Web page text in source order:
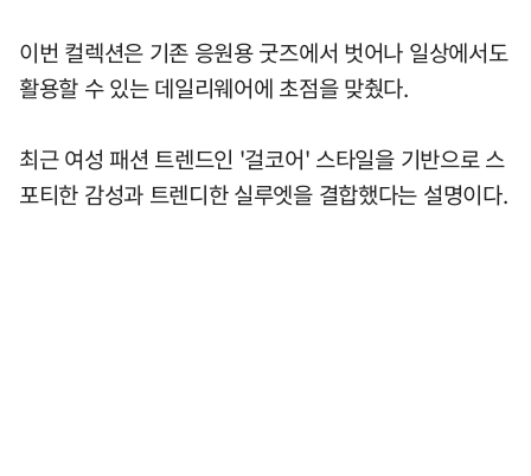
이번 컬렉션은 기존 응원용 굿즈에서 벗어나 일상에서도
활용할 수 있는 데일리웨어에 초점을 맞췄다.
최근 여성 패션 트렌드인 '걸코어' 스타일을 기반으로 스
포티한 감성과 트렌디한 실루엣을 결합했다는 설명이다.